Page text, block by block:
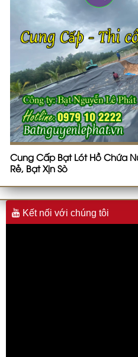
Cung Cấp Bạt Lót Hồ Chứa
Rẻ, Bạt Xịn Sò
Kết nối với chúng tôi